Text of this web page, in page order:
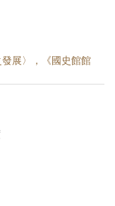
展〉，《國史館館